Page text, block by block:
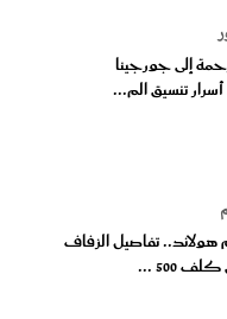
إلى جورجينا
تنسيق الم...
هولاند.. تفاصيل الزفاف
500 ...